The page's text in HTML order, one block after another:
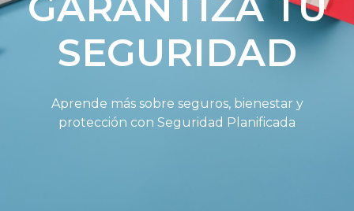
SEGURIDAD
Aprende más sobre seguros, bienestar y
protección con Seguridad Planificada